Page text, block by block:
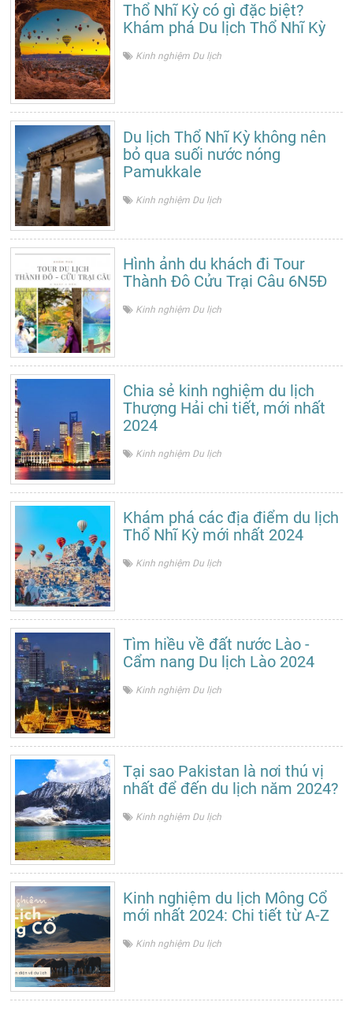
Thổ Nhĩ Kỳ có gì đặc biệt?
Khám phá Du lịch Thổ Nhĩ Kỳ
Kinh nghiệm Du lịch
Du lịch Thổ Nhĩ Kỳ không nên
bỏ qua suối nước nóng
Pamukkale
Kinh nghiệm Du lịch
Hình ảnh du khách đi Tour
Thành Đô Cửu Trại Câu 6N5Đ
Kinh nghiệm Du lịch
Chia sẻ kinh nghiệm du lịch
Thượng Hải chi tiết, mới nhất
2024
Kinh nghiệm Du lịch
Khám phá các địa điểm du lịch
Thổ Nhĩ Kỳ mới nhất 2024
Kinh nghiệm Du lịch
Tìm hiều về đất nước Lào -
Cẩm nang Du lịch Lào 2024
Kinh nghiệm Du lịch
Tại sao Pakistan là nơi thú vị
nhất để đến du lịch năm 2024?
Kinh nghiệm Du lịch
Kinh nghiệm du lịch Mông Cổ
mới nhất 2024: Chi tiết từ A-Z
Kinh nghiệm Du lịch